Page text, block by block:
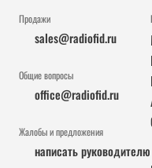
Продажи
sales@radiofid.ru
Общие вопросы
office@radiofid.ru
Жалобы и предложения
написать руководителю